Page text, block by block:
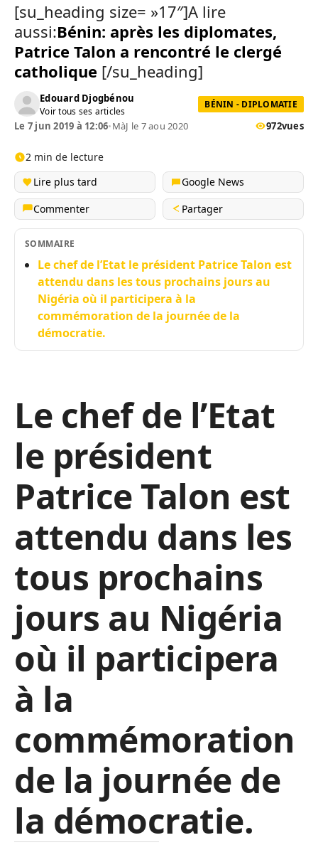
[su_heading size= »17″]A lire
aussi:Bénin: après les diplomates,
Patrice Talon a rencontré le clergé
catholique [/su_heading]
Edouard Djogbénou
Voir tous ses articles
BÉNIN - DIPLOMATIE
Le 7 jun 2019 à 12:06•MàJ le 7 aou 2020 972vues
2 min de lecture
Lire plus tard
Google News
Commenter
Partager
SOMMAIRE
Le chef de l’Etat le président Patrice Talon est
attendu dans les tous prochains jours au
Nigéria où il participera à la
commémoration de la journée de la
démocratie.
Le chef de l’Etat
le président
Patrice Talon est
attendu dans les
tous prochains
jours au Nigéria
où il participera
à la
commémoration
de la journée de
la démocratie.